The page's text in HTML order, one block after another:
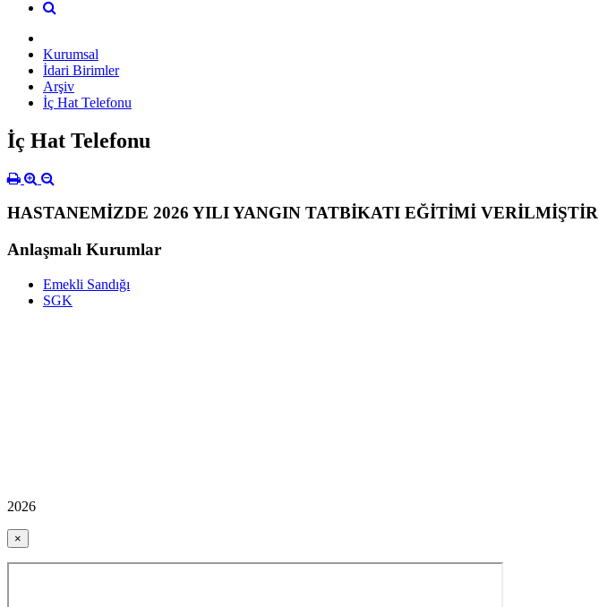
Kurumsal
İdari Birimler
Arşiv
İç Hat Telefonu
İç Hat Telefonu
HASTANEMİZDE 2026 YILI YANGIN TATBİKATI EĞİTİMİ VERİLMİŞTİR
Anlaşmalı Kurumlar
Emekli Sandığı
SGK
2026
×